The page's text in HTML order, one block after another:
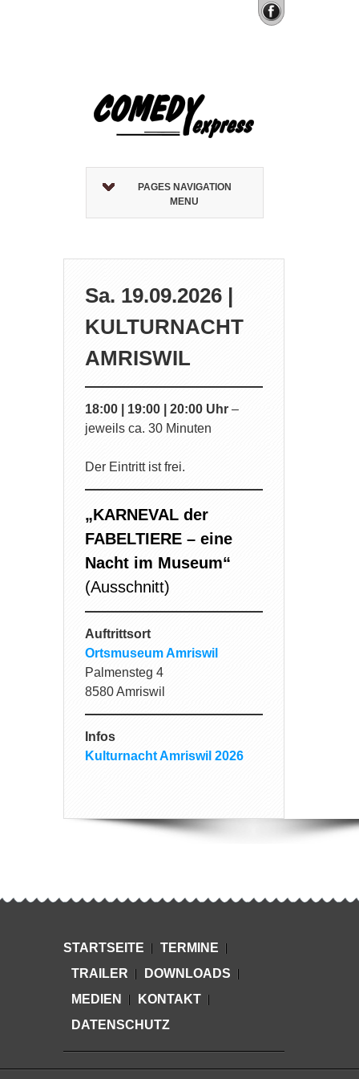
PAGES NAVIGATION
MENU
Sa. 19.09.2026 |
KULTURNACHT
AMRISWIL
18:00 | 19:00 | 20:00 Uhr –
jeweils ca. 30 Minuten
Der Eintritt ist frei.
„KARNEVAL der
FABELTIERE – eine
Nacht im Museum“
(Ausschnitt)
Auftrittsort
Ortsmuseum Amriswil
Palmensteg 4
8580 Amriswil
Infos
Kulturnacht Amriswil 2026
STARTSEITE
TERMINE
TRAILER
DOWNLOADS
MEDIEN
KONTAKT
DATENSCHUTZ